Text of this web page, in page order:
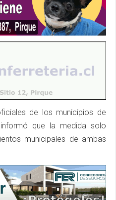
de los municipios de
que la medida solo
municipales de ambas